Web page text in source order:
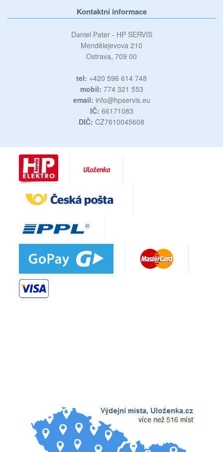
Kontaktní informace
Daniel Pater - HP SERVIS
Mendělejevova 210
Ostrava, 709 00
tel: +420 596 614 748
mobil: 774 321 553
email: info@hpservis.eu
IČ: 66171083
DIČ: CZ7610045608